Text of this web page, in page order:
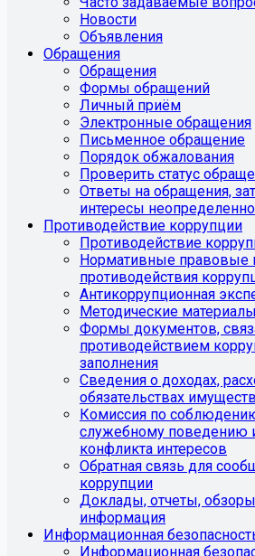
Новости
Объявления
Обращения
Обращения
Формы обращений
Личный приём
Электронные обращения
Письменное обращение
Порядок обжалования
Проверить статус
Ответы на обращения,
интересы
Противодействие коррупции
Противодействие
Нормативные правовые
противодействия
Антикоррупционная
Методические материалы
Формы документов,
противодействием
заполнения
Сведения о доходах,
обязательствах
Комиссия по
служебному поведению
конфликта интересов
Обратная связь для
коррупции
Доклады, отчеты,
информация
Информационная
Информационная